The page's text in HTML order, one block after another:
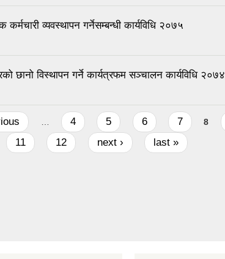
कर्मचारी व्यवस्थापन गर्नेसम्बन्धी कार्यविधि २०७५
छानो विस्थापन गर्ने कार्यत्रफम सञ्चालन कार्यविधि २०७४
… 4 5 6 7 8
11
12 next › last »